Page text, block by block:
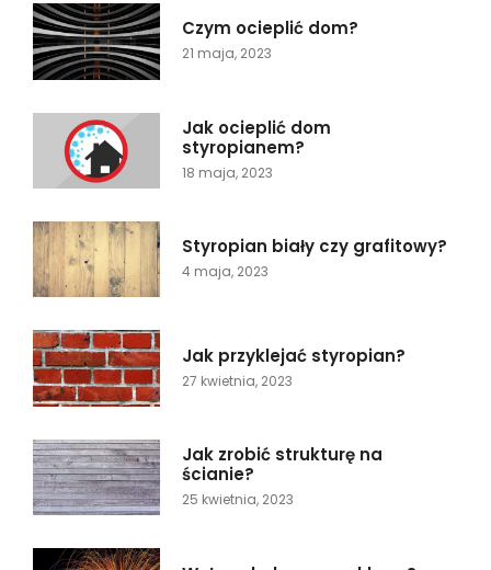
Czym ocieplić dom?
21 maja, 2023
Jak ocieplić dom
styropianem?
18 maja, 2023
Styropian biały czy grafitowy?
4 maja, 2023
Jak przyklejać styropian?
27 kwietnia, 2023
Jak zrobić strukturę na
ścianie?
25 kwietnia, 2023